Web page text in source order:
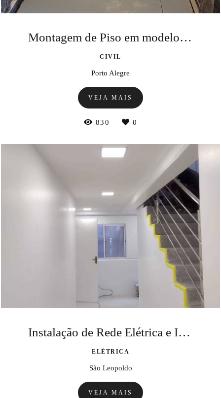
Montagem de Piso em modelo cimentício
CIVIL
Porto Alegre
VEJA MAIS
830 0
Instalação de Rede Elétrica e Iluminação
ELÉTRICA
São Leopoldo
VEJA MAIS